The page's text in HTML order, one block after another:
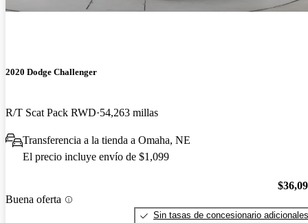
2020 Dodge Challenger
R/T Scat Pack RWD 54,263 millas
Transferencia a la tienda a Omaha, NE
El precio incluye envío de $1,099
Buena oferta
Sin tasas de concesionario adicionales